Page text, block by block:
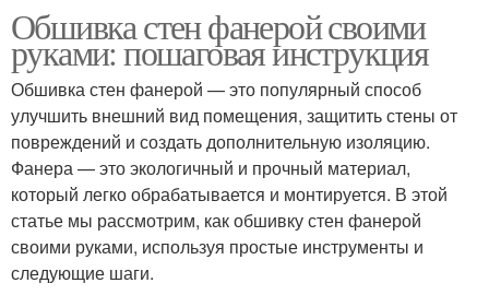
Обшивка стен фанерой своими
руками: пошаговая инструкция
Обшивка стен фанерой — это популярный способ
улучшить внешний вид помещения, защитить стены от
повреждений и создать дополнительную изоляцию.
Фанера — это экологичный и прочный материал,
который легко обрабатывается и монтируется. В этой
статье мы рассмотрим, как обшивку стен фанерой
своими руками, используя простые инструменты и
следующие шаги.